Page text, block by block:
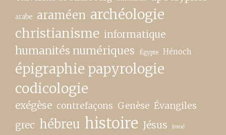
arabe araméen archéologie
christianisme informatique
humanités numériques Égypte Hénoch
épigraphie papyrologie
codicologie
exégèse contrefaçons Genèse Évangiles
grec hébreu histoire Jésus Josué